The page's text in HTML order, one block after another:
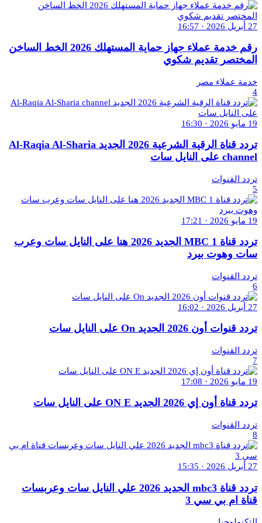
27 أبريل 2026 · 16:57
رقم خدمة عملاء جهاز حماية المستهلك 2026 الخط الساخن
المختصر تقديم شكوي
خدمة عملاء مصر
4
19 مايو 2026 · 16:30
تردد قناة الرقية الشرعية 2026 الجديد Al-Raqia Al-Sharia
channel على النايل سات
تردد القنوات
5
19 مايو 2026 · 17:21
تردد قناة MBC 1 الجديد 2026 هنا على النايل سات وعرب
سات وهوت بيرد
تردد القنوات
6
27 أبريل 2026 · 16:02
تردد قنوات أون 2026 الجديد On على النايل سات
تردد القنوات
7
19 مايو 2026 · 17:08
تردد قناة أون إي 2026 الجديد ON E على النايل سات
تردد القنوات
8
27 أبريل 2026 · 15:35
تردد قناة mbc3 الجديد 2026 علي النايل سات وعربسات
قناة ام بي سي 3